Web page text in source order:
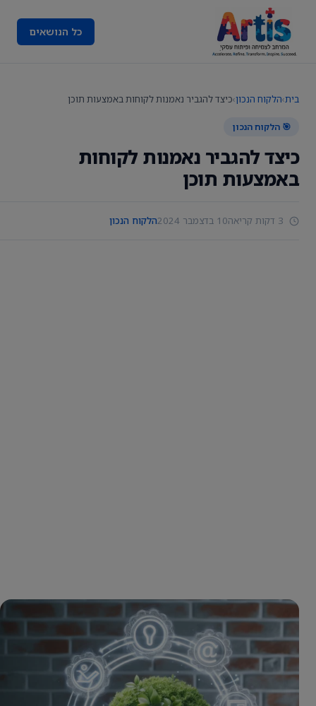
כל הנושאים
בית›הלקוח הנכון›כיצד להגביר נאמנות לקוחות באמצעות תוכן
🎯 הלקוח הנכון
כיצד להגביר נאמנות לקוחות
באמצעות תוכן
10 בדצמבר 2024 הלקוח הנכון